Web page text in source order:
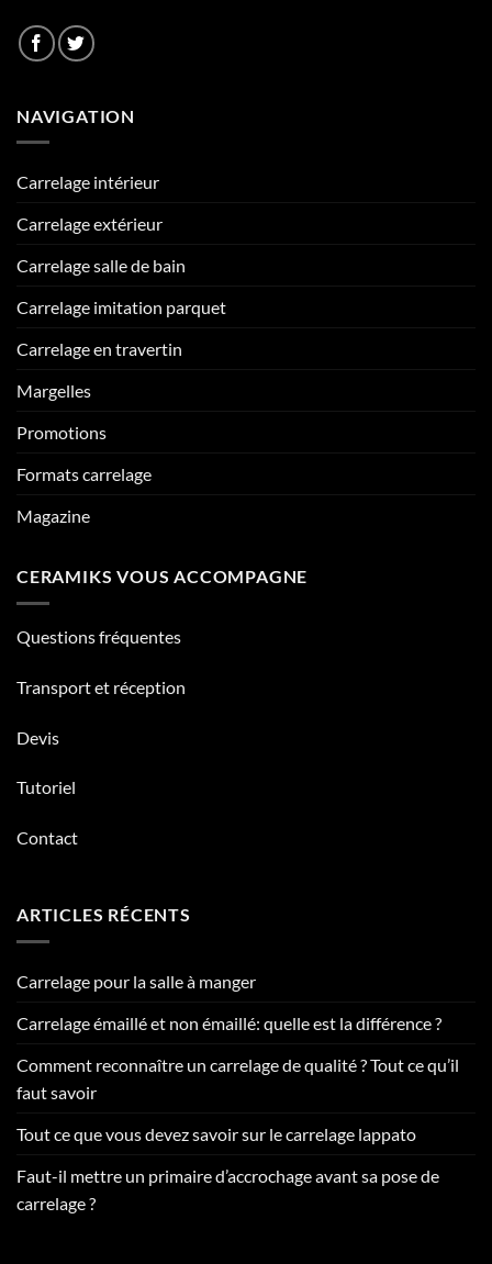
NAVIGATION
Carrelage intérieur
Carrelage extérieur
Carrelage salle de bain
Carrelage imitation parquet
Carrelage en travertin
Margelles
Promotions
Formats carrelage
Magazine
CERAMIKS VOUS ACCOMPAGNE
Questions fréquentes
Transport et réception
Devis
Tutoriel
Contact
ARTICLES RÉCENTS
Carrelage pour la salle à manger
Carrelage émaillé et non émaillé: quelle est la différence ?
Comment reconnaître un carrelage de qualité ? Tout ce qu’il
faut savoir
Tout ce que vous devez savoir sur le carrelage lappato
Faut-il mettre un primaire d’accrochage avant sa pose de
carrelage ?